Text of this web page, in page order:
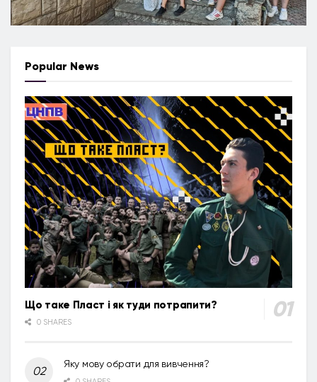
Popular News
Що таке Пласт і як туди потрапити?
0 SHARES
Яку мову обрати для вивчення?